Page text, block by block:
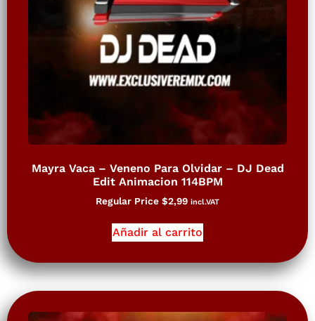
Mayra Vaca – Veneno Para Olvidar – DJ Dead
Edit Animacion 114BPM
Regular Price $2,99 incl.VAT
Añadir al carrito